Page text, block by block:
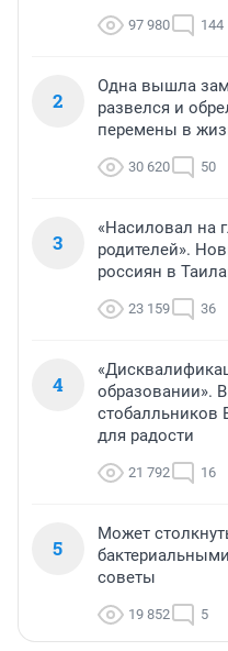
97 980 144
2
Одна вышла
развелся и
перемены в
30 620 50
3
«Насиловал на
родителей».
россиян в
23 159 36
4
образовании».
стобалльников
для радости
21 792 16
5
Может
советы
19 852 5